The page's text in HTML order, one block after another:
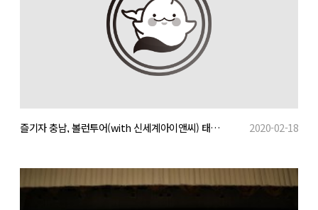
즐기자 충남, 볼런투어(with 신세계아이앤씨) 태안 볏가리마을 2020-02-18